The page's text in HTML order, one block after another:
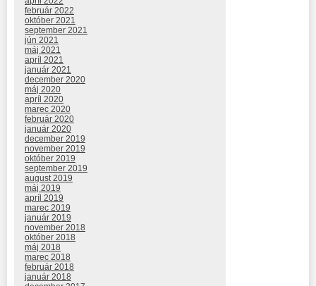
február 2022
október 2021
september 2021
jún 2021
máj 2021
apríl 2021
január 2021
december 2020
máj 2020
apríl 2020
marec 2020
február 2020
január 2020
december 2019
november 2019
október 2019
september 2019
august 2019
máj 2019
apríl 2019
marec 2019
január 2019
november 2018
október 2018
máj 2018
marec 2018
február 2018
január 2018